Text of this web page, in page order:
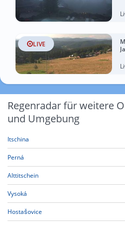
LIVE
Regenradar für weitere
und Umgebung
Itschina
Perná
Alttitschein
Vysoká
Hostašovice